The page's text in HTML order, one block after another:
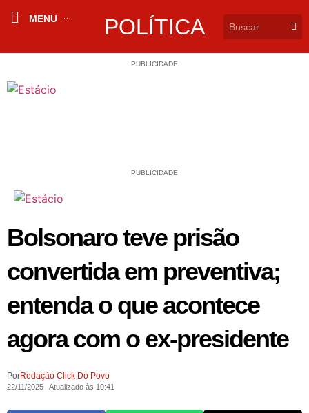
MENU POLÍTICA
PUBLICIDADE
PUBLICIDADE
Bolsonaro teve prisão
convertida em preventiva;
entenda o que acontece
agora com o ex-presidente
PorRedação Click Do Povo
22/11/2025 Atualizado às 10:41